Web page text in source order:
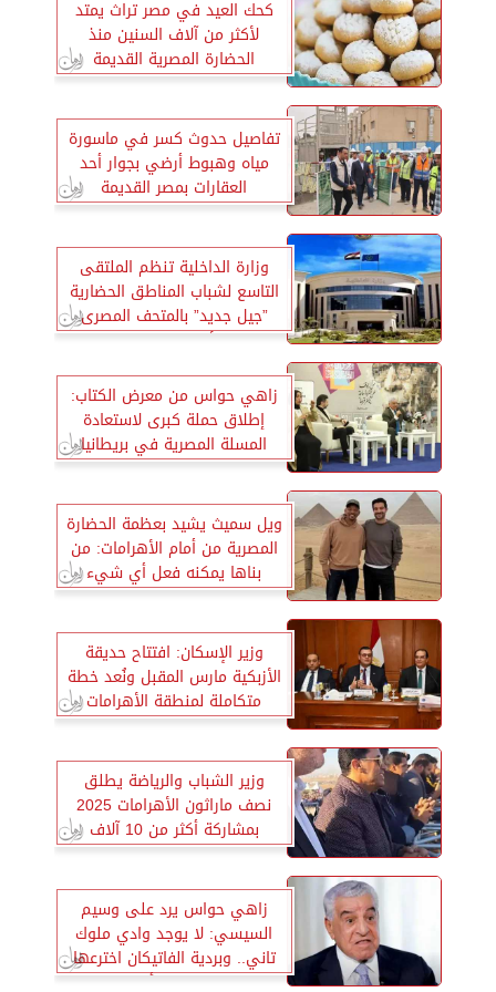
كحك العيد في مصر تراث يمتد
لأكثر من آلاف السنين منذ
الحضارة المصرية القديمة
تفاصيل حدوث كسر في ماسورة
مياه وهبوط أرضي بجوار أحد
العقارات بمصر القديمة
وزارة الداخلية تنظم الملتقى
التاسع لشباب المناطق الحضارية
”جيل جديد” بالمتحف المصرى
الكبير والأهرامات لتعزيز الوعى
زاهي حواس من معرض الكتاب:
إطلاق حملة كبرى لاستعادة
المسلة المصرية في بريطانيا
ويل سميث يشيد بعظمة الحضارة
المصرية من أمام الأهرامات: من
بناها يمكنه فعل أي شيء
وزير الإسكان: افتتاح حديقة
الأزبكية مارس المقبل ونُعد خطة
متكاملة لمنطقة الأهرامات
وزير الشباب والرياضة يطلق
نصف ماراثون الأهرامات 2025
بمشاركة أكثر من 10 آلاف
متسابق من 120 دولة
زاهي حواس يرد على وسيم
السيسي: لا يوجد وادي ملوك
تاني.. وبردية الفاتيكان اخترعها
ساحر مصري ولا أساس لها